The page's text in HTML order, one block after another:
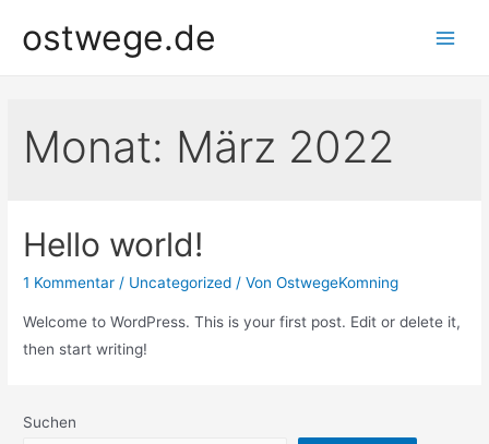
Inhaltostwege.de
Monat: März 2022
Hello world!
1 Kommentar / Uncategorized / VonOstwegeKomning
Welcome to WordPress. This is your first post. Edit or delete it,
then start writing!
Suchen